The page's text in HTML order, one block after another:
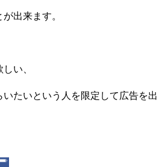
出来ます。
い、
たいという人を限定して広告を出